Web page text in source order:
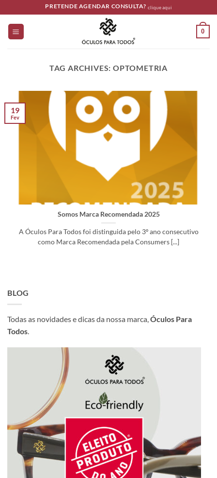
to
content
PRETENDE AGENDAR CONSULTA? clique aqui
0
TAG ARCHIVES:OPTOMETRIA
Somos Marca Recomendada 2025
A Óculos Para Todos foi distinguida pelo 3º ano consecutivo
como Marca Recomendada pela Consumers [...]
19
Fev
BLOG
Todas as novidades e dicas da nossa marca,Óculos Para
Todos.